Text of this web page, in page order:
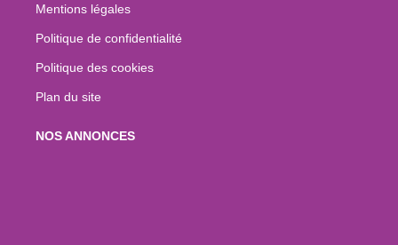
Mentions légales
Politique de confidentialité
Politique des cookies
Plan du site
NOS ANNONCES